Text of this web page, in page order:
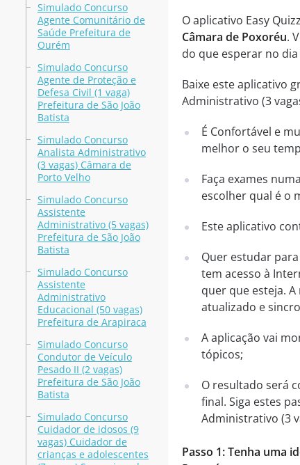
Simulado Concurso
Agente Comunitário de
Saúde Prefeitura de
Ourém
Simulado Concurso
Agente de Proteção e
Defesa Civil (1 vaga)
Prefeitura de São João
Batista
Simulado Concurso
Analista Administrativo
(3 vagas) Câmara de
Porto Velho
Simulado Concurso
Assistente
Administrativo (5 vagas)
Prefeitura de São João
Batista
Simulado Concurso
Assistente
Administrativo
Educacional (50 vagas)
Prefeitura de Arapiraca
Simulado Concurso
Condutor de Veículo
Pesado II (2 vagas)
Prefeitura de São João
Batista
Simulado Concurso
Cuidador de idosos (9
vagas) Cuidador de
crianças e adolescentes
O aplicativo Easy
Câmara de Poxoréu.
do que esperar no
Baixe este aplicativo
Administrativo (3
É Confortável e
melhor o seu
Faça exames
escolher qual é o
Este aplicativo
Quer estudar
tem acesso à
quer que esteja.
atualizado e
A aplicação vai
tópicos;
O resultado será
final. Siga estes
Administrativo (3
Passo 1: Tenha uma